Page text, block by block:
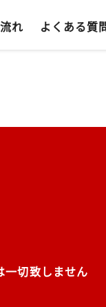
れ よくある質
一切致しません